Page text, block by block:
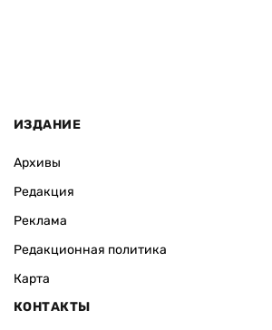
ИЗДАНИЕ
Архивы
Редакция
Реклама
Редакционная политика
Карта
КОНТАКТЫ